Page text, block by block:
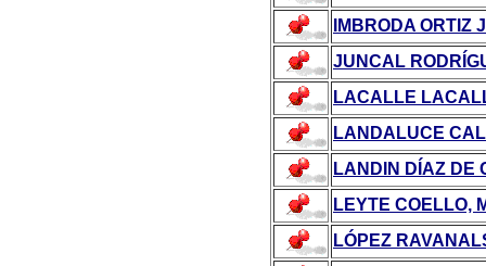
IMBRODA ORTIZ
JUNCAL
LACALLE
LANDALUCE
LANDIN DÍAZ DE
LEYTE COELLO,
LÓPEZ